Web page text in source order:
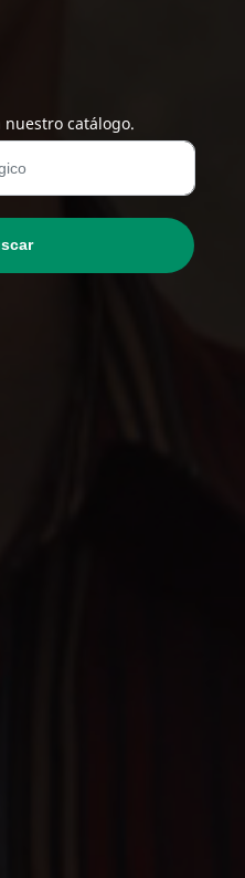
nuestro catálogo.